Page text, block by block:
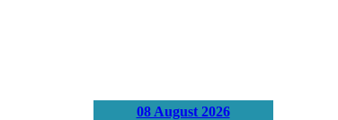
08 August 2026